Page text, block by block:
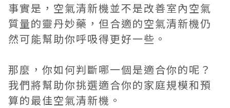
事實是， 空氣清新機並不是改善室內空氣
質量的靈丹妙藥，但合適的空氣清新機仍
然可能幫助你呼吸得更好一些。
那麼，你如何判斷哪一個是適合你的呢？
我們將幫助你挑選適合你的家庭規模和預
算的最佳空氣清新機。